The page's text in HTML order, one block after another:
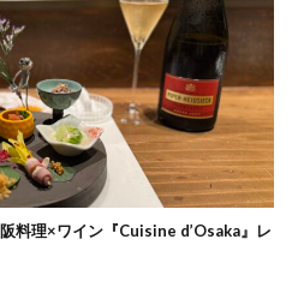
料理×ワイン『Cuisine d’Osaka』レ